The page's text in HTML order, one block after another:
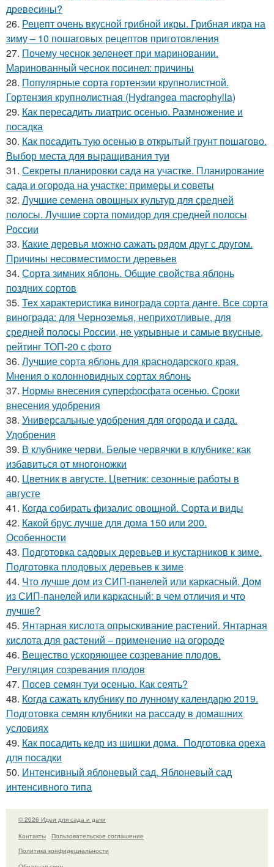
древесины?
26. Рецепт очень вкусной грибной икры. Грибная икра на
зиму – 10 пошаговых рецептов приготовления
27. Почему чеснок зеленеет при мариновании.
Маринованный чеснок посинел: причины
28. Популярные сорта гортензии крупнолистной.
Гортензия крупнолистная (Hydrangea macrophylla)
29. Как пересадить лиатрис осенью. Размножение и
посадка
30. Как посадить тую осенью в открытый грунт пошагово.
Выбор места для выращивания туи
31. Секреты планировки сада на участке. Планирование
сада и огорода на участке: примеры и советы
32. Лучшие семена овощных культур для средней
полосы. Лучшие сорта помидор для средней полосы
России
33. Какие деревья можно сажать рядом друг с другом.
Причины несовместимости деревьев
34. Сорта зимних яблонь. Общие свойства яблонь
поздних сортов
35. Тех характеристика винограда сорта данге. Все сорта
винограда: для Черноземья, неприхотливые, для
средней полосы России, не укрывные и самые вкусные,
рейтинг ТОП-20 с фото
36. Лучшие сорта яблонь для краснодарского края.
Мнения о колонновидных сортах яблонь
37. Нормы внесения суперфосфата осенью. Сроки
внесения удобрения
38. Универсальные удобрения для огорода и сада.
Удобрения
39. В клубнике черви. Белые червячки в клубнике: как
избавиться от многоножки
40. Цветник в августе. Цветник: сезонные работы в
августе
41. Когда собирать физалис овощной. Сорта и виды
42. Какой брус лучше для дома 150 или 200.
Особенности
43. Подготовка садовых деревьев и кустарников к зиме.
Подготовка плодовых деревьев к зиме
44. Что лучше дом из СИП-панелей или каркасный. Дом
из СИП-панелей или каркасный: в чем отличия и что
лучше?
45. Янтарная кислота опрыскивание растений. Янтарная
кислота для растений – применение на огороде
46. Вещество ускоряющее созревание плодов.
Регуляция созревания плодов
47. Посев семян туи осенью. Как сеять?
48. Когда сажать клубнику по лунному календарю 2019.
Подготовка семян клубники на рассаду в домашних
условиях
49. Как посадить кедр из шишки дома. Подготовка ореха
для посадки
50. Интенсивный яблоневый сад. Яблоневый сад
интенсивного типа
© 2026 Идеи для сада и дачи
Контакты
Пользовательское соглашение
Политика конфидециальности